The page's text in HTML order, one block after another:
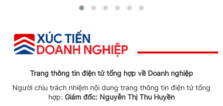
Trang thông tin điện tử tổng hợp về Doanh nghiệp
Người chịu trách nhiệm nội dung trang thông tin điện tử tổng
hợp: Giám đốc: Nguyễn Thị Thu Huyền